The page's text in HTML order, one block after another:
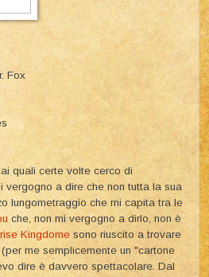
Fox
quali certe volte cerco di
vergogno a dire che non tutta la sua
lungometraggio che mi capita tra le
che, non mi vergogno a dirlo, non è
Kingdome sono riuscito a trovare
me semplicemente un "cartone
dire è davvero spettacolare. Dal